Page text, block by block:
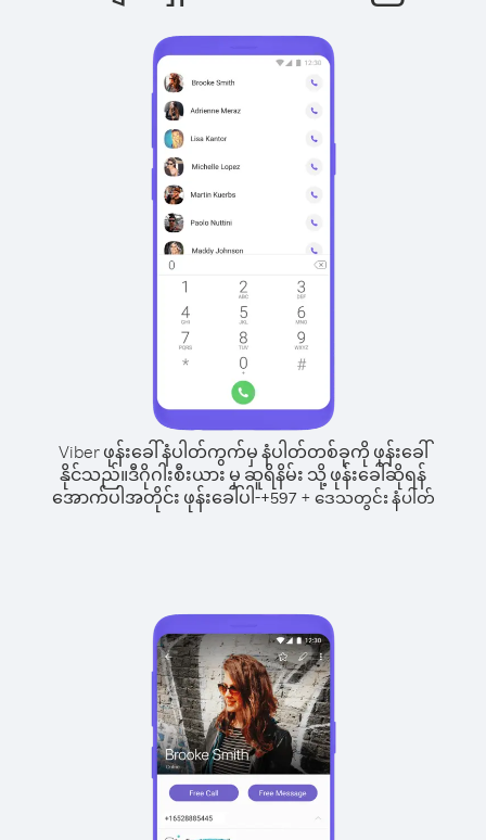
Viber ဖုန်းခေါ်နံပါတ်ကွက်မှ နံပါတ်တစ်ခုကို ဖုန်းခေါ်
နိုင်သည်။ဒီဂိုဂါးစီးယား မှ ဆူရိနိမ်း သို့ ဖုန်းခေါ်ဆိုရန်
အောက်ပါအတိုင်း ဖုန်းခေါ်ပါ-+597+ ဒေသတွင်း နံပါတ်